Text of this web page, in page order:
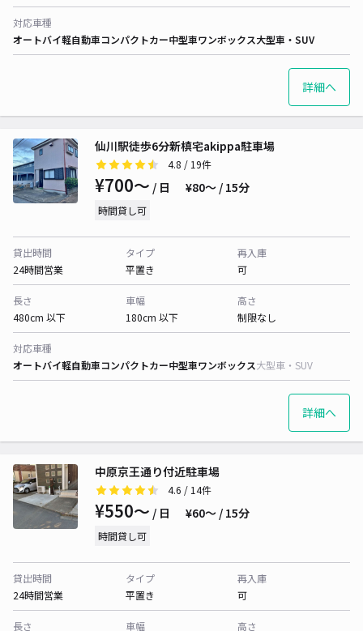
対応車種
オートバイ軽自動車コンパクトカー中型車ワンボックス大型車・SUV
詳細へ
仙川駅徒歩6分新槙宅akippa駐車場
4.8 / 19件
¥700〜 / 日 ¥80〜 / 15分
時間貸し可
貸出時間
24時間営業
タイプ
平置き
再入庫
可
長さ
480cm 以下
車幅
180cm 以下
高さ
制限なし
対応車種
オートバイ軽自動車コンパクトカー中型車ワンボックス大型車・SUV
詳細へ
中原京王通り付近駐車場
4.6 / 14件
¥550〜 / 日 ¥60〜 / 15分
時間貸し可
貸出時間
24時間営業
タイプ
平置き
再入庫
可
長さ
車幅
高さ